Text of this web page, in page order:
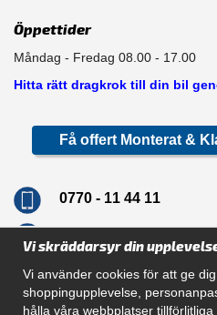
Öppettider
Måndag - Fredag 08.00 - 17.00
Hitta rätt dragkrok till din bil
Få offert Monterat &
0770 - 11 44 11
Vi skräddarsyr din
Vi använder cookies för att ge
shoppingupplevelse,
hålla våra webbplatser